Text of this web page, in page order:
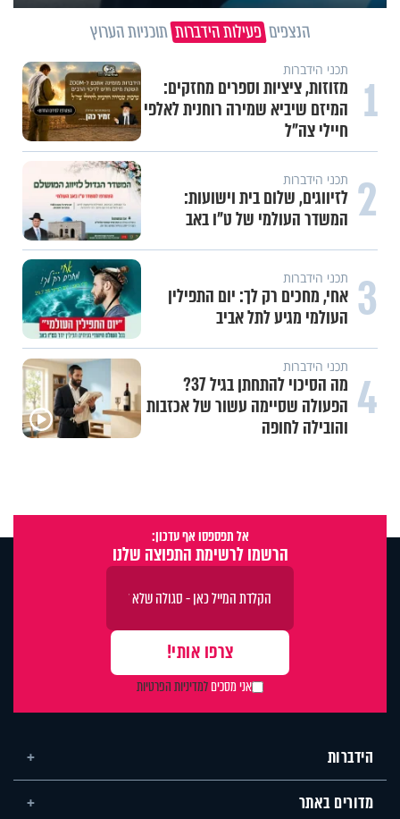
הנצפים פעילות הידברות תוכניות הערוץ
1 תכני הידברות
מזוזות, ציציות וספרים מחזקים:
המיזם שיביא שמירה רוחנית לאלפי
חיילי צה"ל
2 תכני הידברות
לזיווגים, שלום בית וישועות:
המשדר העולמי של ט"ו באב
3 תכני הידברות
אחי, מחכים רק לך: יום התפילין
העולמי מגיע לתל אביב
4 תכני הידברות
מה הסיכוי להתחתן בגיל 37?
הפעולה שסיימה עשור של אכזבות
והובילה לחופה
אל תפספסו אף עדכון:
הרשמו לרשימת התפוצה שלנו
אני מסכיםלמדיניות הפרטיות
הידברות
מדורים באתר